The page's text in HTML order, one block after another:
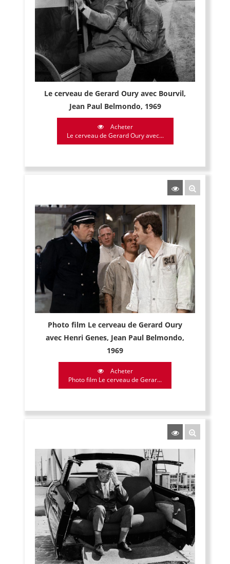
Le cerveau de Gerard Oury avec Bourvil,
Jean Paul Belmondo, 1969
Acheter
Le cerveau de Gerard Oury avec...
Photo film Le cerveau de Gerard Oury
avec Henri Genes, Jean Paul Belmondo,
1969
Acheter
Photo film Le cerveau de Gerar...